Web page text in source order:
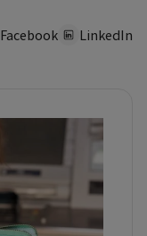
Facebook LinkedIn